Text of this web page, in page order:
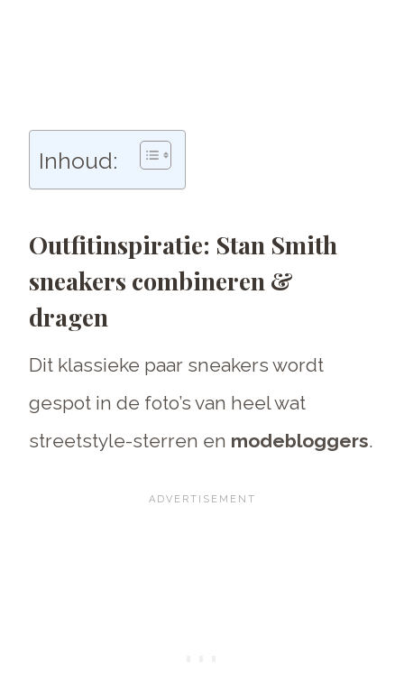
Inhoud:
Outfitinspiratie: Stan Smith
sneakers combineren &
dragen
Dit klassieke paar sneakers wordt
gespot in de foto’s van heel wat
streetstyle-sterren en modebloggers.